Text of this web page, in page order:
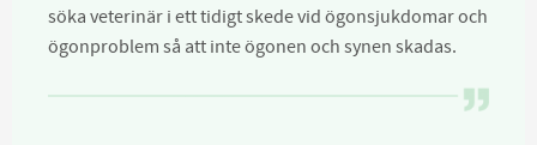
söka veterinär i ett tidigt skede vid ögonsjukdomar och
ögonproblem så att inte ögonen och synen skadas.